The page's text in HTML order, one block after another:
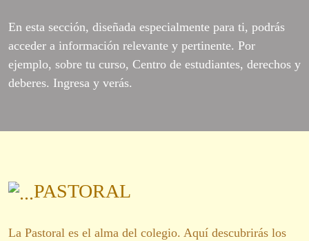
En esta sección, diseñada especialmente para ti, podrás
acceder a información relevante y pertinente. Por
ejemplo, sobre tu curso, Centro de estudiantes, derechos y
deberes. Ingresa y verás.
PASTORAL
La Pastoral es el alma del colegio. Aquí descubrirás los